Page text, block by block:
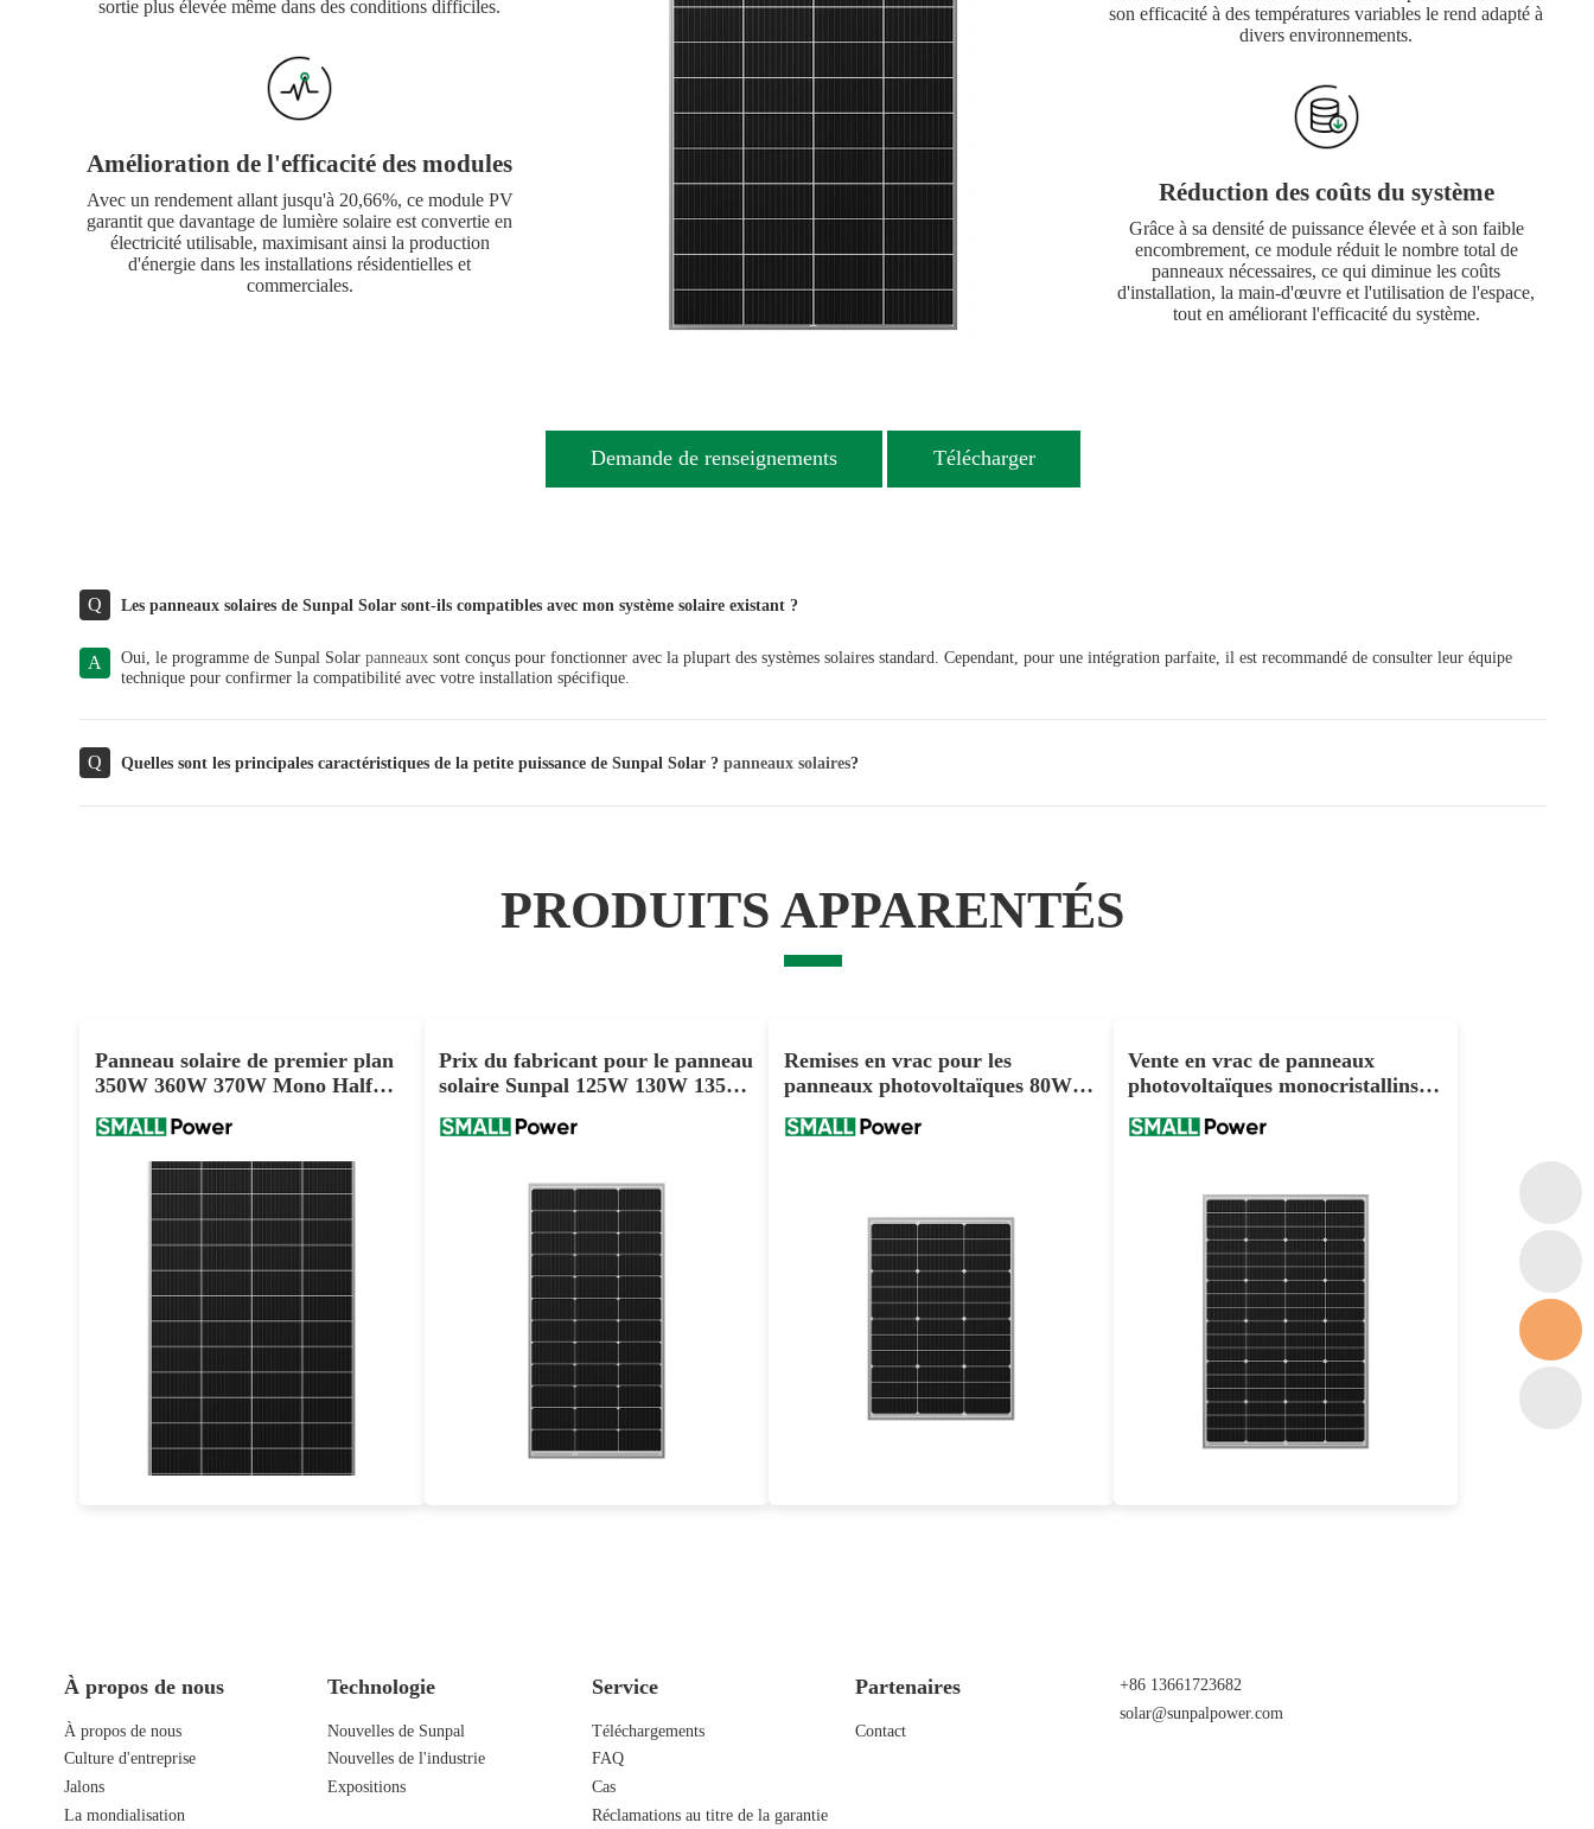
sortie plus élevée même dans des conditions difficiles.
Amélioration de l'efficacité des modules
Avec un rendement allant jusqu'à 20,66%, ce module PV
garantit que davantage de lumière solaire est convertie en
électricité utilisable, maximisant ainsi la production
d'énergie dans les installations résidentielles et
commerciales.
son efficacité à des températures variables le rend adapté à
divers environnements.
Réduction des coûts du système
Grâce à sa densité de puissance élevée et à son faible
encombrement, ce module réduit le nombre total de
panneaux nécessaires, ce qui diminue les coûts
d'installation, la main-d'œuvre et l'utilisation de l'espace,
tout en améliorant l'efficacité du système.
Demande de renseignements Télécharger
Q Les panneaux solaires de Sunpal Solar sont-ils compatibles avec mon système solaire existant ?
A Oui, le programme de Sunpal Solar panneauxsont conçus pour fonctionner avec la plupart des systèmes solaires standard. Cependant, pour une intégration parfaite, il est recommandé de consulter leur équipe
technique pour confirmer la compatibilité avec votre installation spécifique.
Q Quelles sont les principales caractéristiques de la petite puissance de Sunpal Solar ? panneaux solaires?
PRODUITS APPARENTÉS
Panneau solaire de premier plan
350W 360W 370W Mono Half
Effet maximal : 20.08%-21.24%
Garantie d'alimentation de 25 ans
Prix du fabricant pour le panneau
solaire Sunpal 125W 130W 135W
Effet maximal : 17,51%-19,7%
Garantie d'alimentation de 25 ans
Remises en vrac pour les
panneaux photovoltaïques 80W
80-90W
Eff max : 17.24%-19.4%
Vente en vrac de panneaux
photovoltaïques monocristallins
140W 150W
140-150W
Eff max : 18.39%-19.7%
Garantie d'alimentation de 25 ans
À propos de nous
À propos de nous
Culture d'entreprise
Jalons
La mondialisation
Technologie
Nouvelles de Sunpal
Nouvelles de l'industrie
Expositions
Service
Téléchargements
FAQ
Cas
Réclamations au titre de la garantie
Partenaires
Contact
+86 13661723682
solar@sunpalpower.com